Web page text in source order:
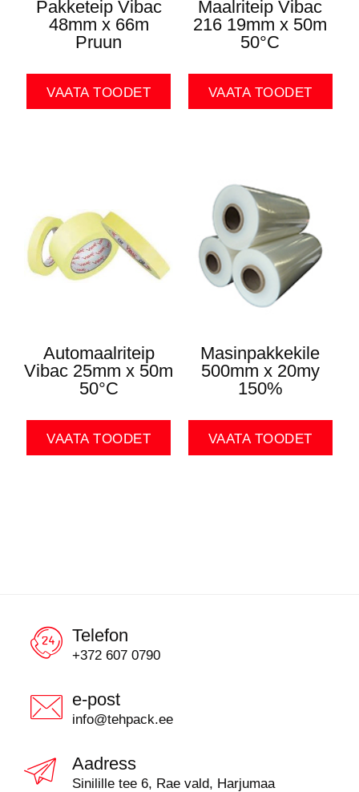
Pakketeip Vibac
48mm x 66m
Pruun
VAATA TOODET
Maalriteip Vibac
216 19mm x 50m
50°C
VAATA TOODET
Automaalriteip
Vibac 25mm x 50m
50°C
VAATA TOODET
Masinpakkekile
500mm x 20my
150%
VAATA TOODET
Telefon
+372 607 0790
e-post
info@tehpack.ee
Aadress
Sinilille tee 6, Rae vald, Harjumaa